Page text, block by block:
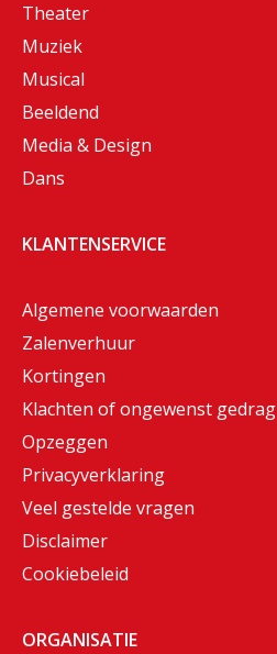
Theater
Muziek
Musical
Beeldend
Media & Design
Dans
KLANTENSERVICE
Algemene voorwaarden
Zalenverhuur
Kortingen
Klachten of ongewenst gedrag
Opzeggen
Privacyverklaring
Veel gestelde vragen
Disclaimer
Cookiebeleid
ORGANISATIE